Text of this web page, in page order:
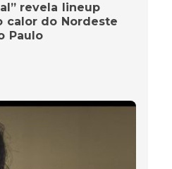
revela lineup
calor do Nordeste
Paulo